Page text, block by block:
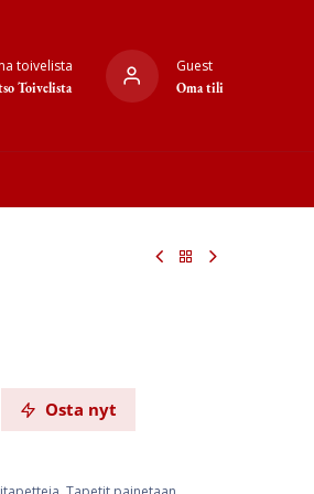
toivelista
Toivelista
Guest
Oma tili
Osta nyt